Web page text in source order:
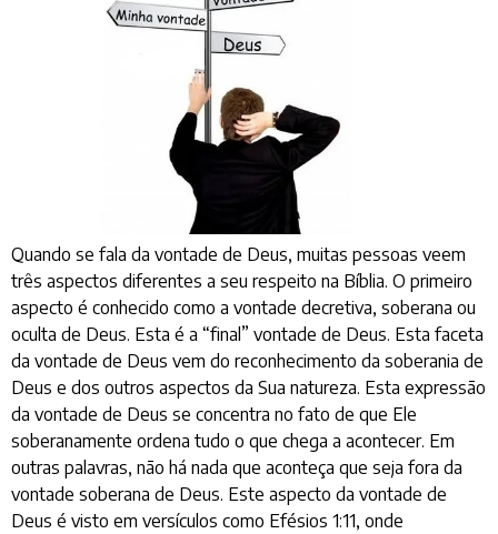
Quando se fala da vontade de Deus, muitas pessoas veem
três aspectos diferentes a seu respeito na Bíblia. O primeiro
aspecto é conhecido como a vontade decretiva, soberana ou
oculta de Deus. Esta é a “final” vontade de Deus. Esta faceta
da vontade de Deus vem do reconhecimento da soberania de
Deus e dos outros aspectos da Sua natureza. Esta expressão
da vontade de Deus se concentra no fato de que Ele
soberanamente ordena tudo o que chega a acontecer. Em
outras palavras, não há nada que aconteça que seja fora da
vontade soberana de Deus. Este aspecto da vontade de
Deus é visto em versículos como Efésios 1:11, onde